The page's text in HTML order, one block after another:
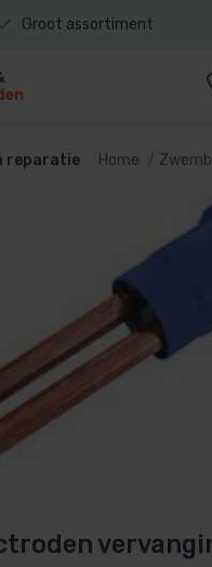
Groot assortiment
reparatie Home